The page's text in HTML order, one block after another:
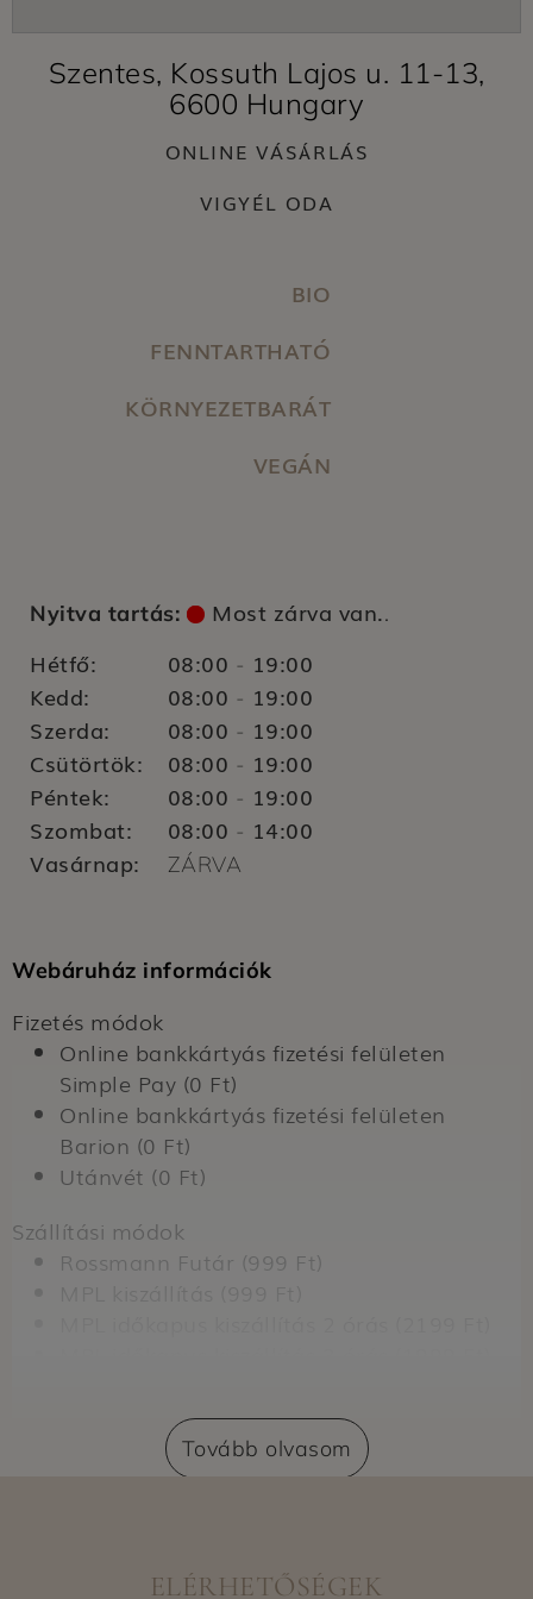
Szentes, Kossuth Lajos u. 11-13,
6600 Hungary
ONLINE VÁSÁRLÁS
VIGYÉL ODA
BIO
FENNTARTHATÓ
KÖRNYEZETBARÁT
VEGÁN
Nyitva tartás: Most zárva van..
Hétfő: 08:00 - 19:00
Kedd:
08:00 - 19:00
Szerda:
08:00 - 19:00
Csütörtök:
08:00 - 19:00
Péntek:
08:00 - 19:00
Szombat:
08:00 - 14:00
Vasárnap:
ZÁRVA
Webáruház információk
Fizetés módok
Online bankkártyás fizetési felületen
Simple Pay (0 Ft)
Online bankkártyás fizetési felületen
Barion (0 Ft)
Utánvét (0 Ft)
Szállítási módok
Rossmann Futár (999 Ft)
Személyes átvétel MPL csomagautomata
PostaPont (799 Ft)
Tovább olvasom
ELÉRHETŐSÉGEK